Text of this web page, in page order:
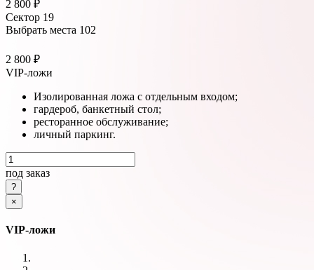
2 800 ₽
Сектор 19
Выбрать места 102
2 800 ₽
VIP-ложи
Изолированная ложа с отдельным входом;
гардероб, банкетный стол;
ресторанное обслуживание;
личный паркинг.
под заказ
×
VIP-ложи